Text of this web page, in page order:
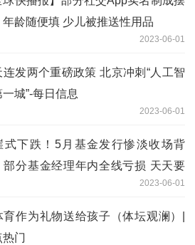
年龄随便填 少儿被推送性用品
2023-06-01
连发两个重磅政策 北京冲刺“人工智
城”-每日信息
2023-06-01
式下跌！5月基金发行惨淡收场背
部分基金经理年内全线亏损 天天要
2023-06-01
育作为礼物送给孩子（体坛观澜）|
门